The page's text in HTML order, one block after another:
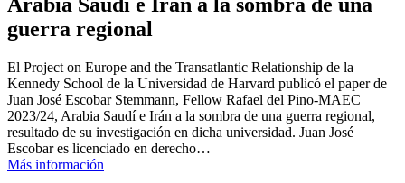
Arabia Saudí e Irán a la sombra de una
guerra regional
El Project on Europe and the Transatlantic Relationship de la
Kennedy School de la Universidad de Harvard publicó el paper de
Juan José Escobar Stemmann, Fellow Rafael del Pino-MAEC
2023/24, Arabia Saudí e Irán a la sombra de una guerra regional,
resultado de su investigación en dicha universidad. Juan José
Escobar es licenciado en derecho…
Más información